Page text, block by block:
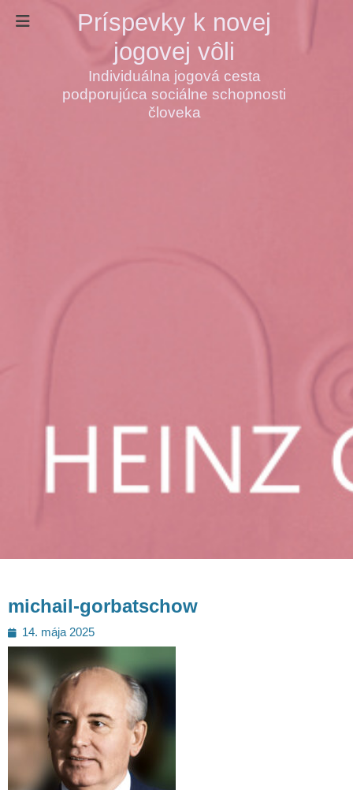
Príspevky k novej
jogovej vôli
Individuálna jogová cesta
podporujúca sociálne schopnosti
človeka
michail-gorbatschow
Posted
on
14. mája 2025